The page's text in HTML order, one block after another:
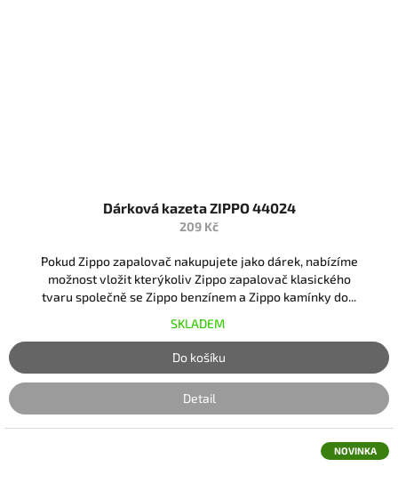
Dárková kazeta ZIPPO 44024
209 Kč
Pokud Zippo zapalovač nakupujete jako dárek, nabízíme
možnost vložit kterýkoliv Zippo zapalovač klasického
tvaru společně se Zippo benzínem a Zippo kamínky do...
SKLADEM
Do košíku
Detail
NOVINKA